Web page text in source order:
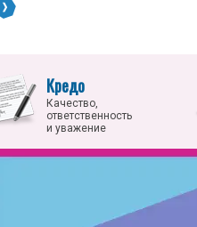
Кредо
Качество,
ответственность
и уважение